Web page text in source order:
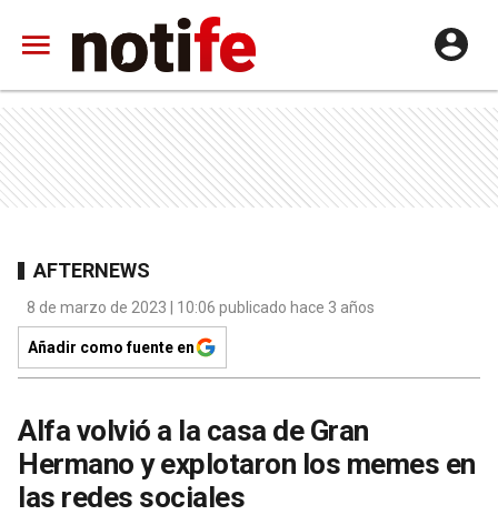
AFTERNEWS
8 de marzo de 2023 | 10:06 publicado hace 3 años
Añadir como fuente en
Alfa volvió a la casa de Gran
Hermano y explotaron los memes en
las redes sociales